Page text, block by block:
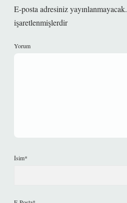
E-posta adresiniz yayınlanmayacak.
işaretlenmişlerdir
Yorum
İsim*